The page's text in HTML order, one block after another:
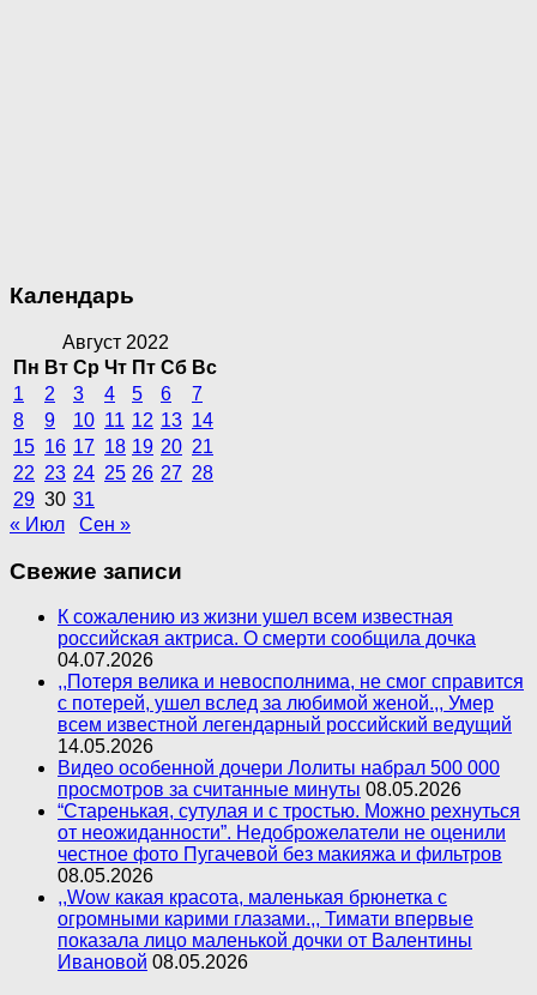
Календарь
Август 2022
Пн Вт Ср Чт Пт Сб Вс
1
2 3 4 5 6
7
8
9 10 11 12 13 14
15 16 17 18 19 20 21
22 23 24 25 26 27 28
29 30 31
« Июл
Сен »
Свежие записи
К сожалению из жизни ушел всем известная
российская актриса. О смерти сообщила дочка
04.07.2026
,,Потеря велика и невосполнима, не смог справится
с потерей, ушел вслед за любимой женой.,, Умер
всем известной легендарный российский ведущий
14.05.2026
Видео особенной дочери Лолиты набрал 500 000
просмотров за считанные минуты 08.05.2026
“Старенькая, сутулая и с тростью. Можно рехнуться
от неожиданности”. Недоброжелатели не оценили
честное фото Пугачевой без макияжа и фильтров
08.05.2026
,,Wow какая красота, маленькая брюнетка с
огромными карими глазами.,, Тимати впервые
показала лицо маленькой дочки от Валентины
Ивановой 08.05.2026